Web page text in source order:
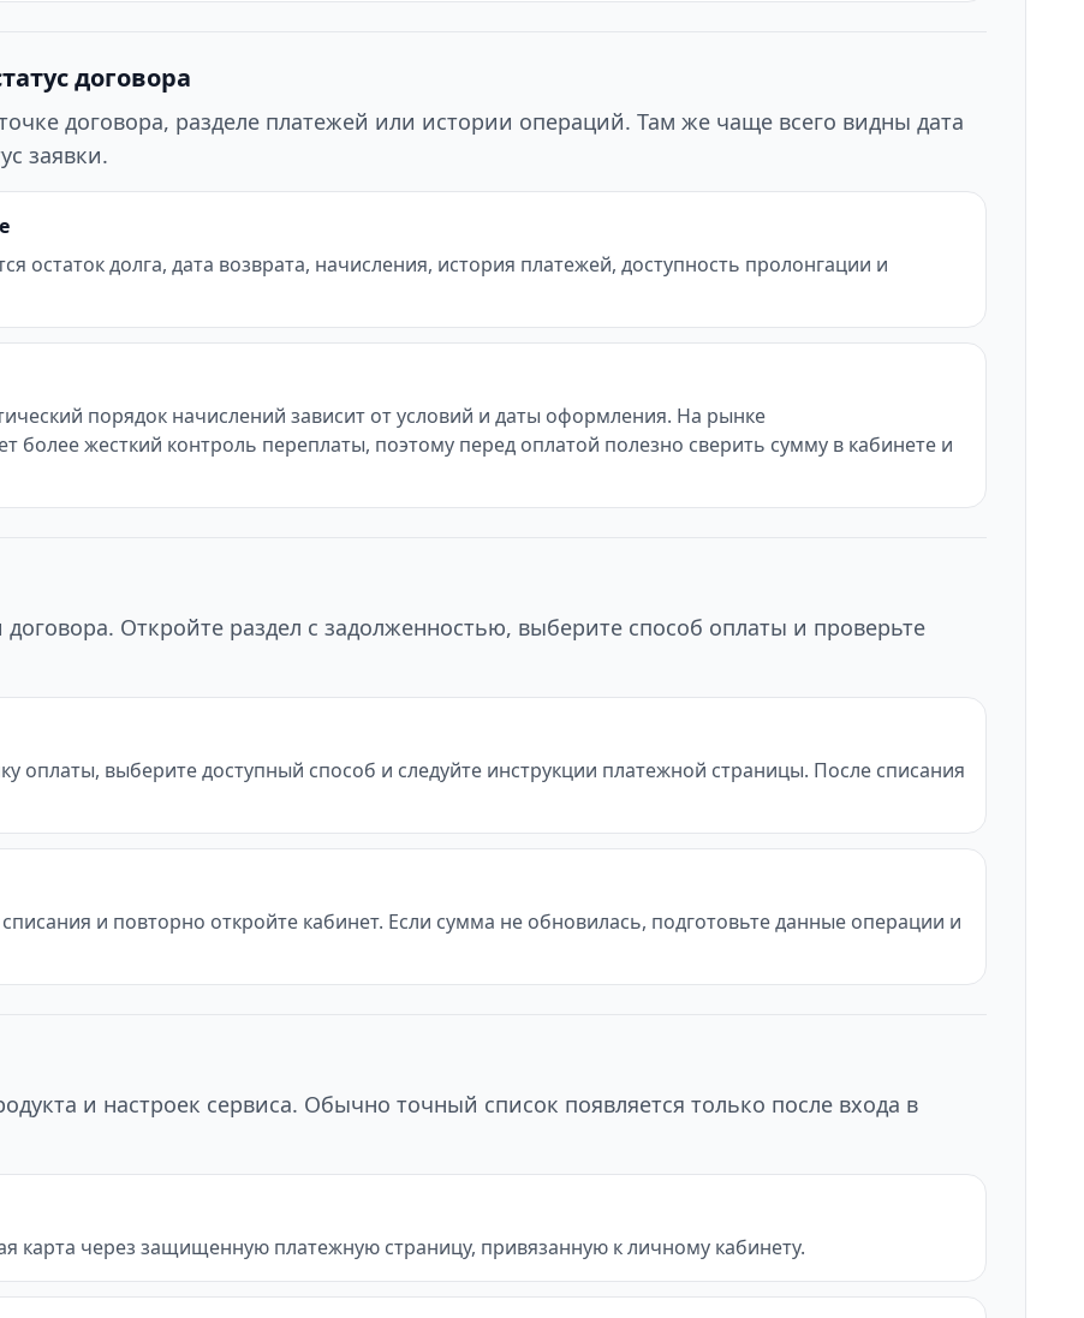
договора
договора, разделе платежей или истории операций. Там же чаще всего видны дата
заявки.
остаток долга, дата возврата, начисления, история платежей, доступность пролонгации и
порядок начислений зависит от условий и даты оформления. На рынке
более жесткий контроль переплаты, поэтому перед оплатой полезно сверить сумму в кабинете и
Откройте раздел с задолженностью, выберите способ оплаты и проверьте
оплаты, выберите доступный способ и следуйте инструкции платежной страницы. После списания
и повторно откройте кабинет. Если сумма не обновилась, подготовьте данные операции и
и настроек сервиса. Обычно точный список появляется только после входа в
карта через защищенную платежную страницу, привязанную к личному кабинету.